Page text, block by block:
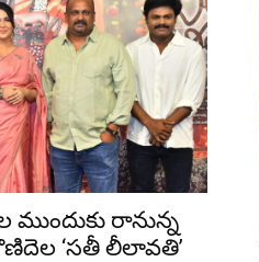
ముందుకు రానున్న
‘సతీ లీలావతి’